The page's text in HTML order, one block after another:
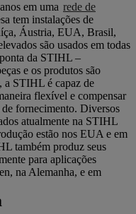
em uma rede de
tem instalações de
Áustria, EUA, Brasil,
são usados em todas
da STIHL –
e os produtos são
a STIHL é capaz de
flexível e compensar
de fornecimento. Diversos
atualmente na STIHL
estão nos EUA e em
também produz seus
para aplicações
na Alemanha, e em